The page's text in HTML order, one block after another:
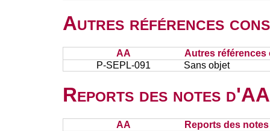
Autres références
AA
Autres références
P-SEPL-091
Sans objet
Reports des notes
AA
Reports des